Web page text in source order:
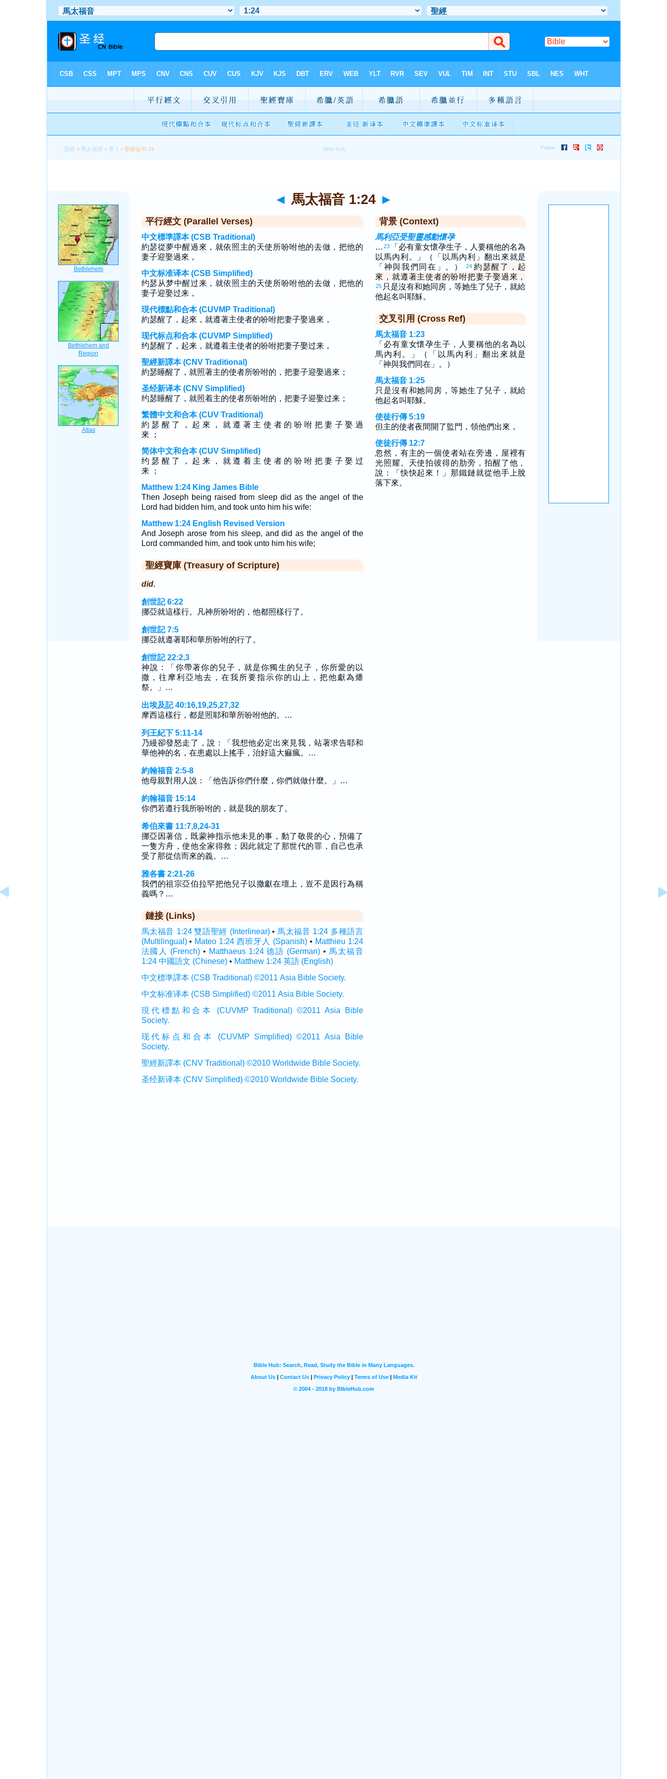
聖經 > 馬太福音 > 章 1 > 聖經金句 24
◄ 馬太福音 1:24 ►
平行經文 (Parallel Verses)
中文標準譯本 (CSB Traditional)
約瑟從夢中醒過來，就依照主的天使所吩咐他的去做，把他的
妻子迎娶過來，
中文标准译本 (CSB Simplified)
约瑟从梦中醒过来，就依照主的天使所吩咐他的去做，把他的
妻子迎娶过来，
現代標點和合本 (CUVMP Traditional)
約瑟醒了，起來，就遵著主使者的吩咐把妻子娶過來，
现代标点和合本 (CUVMP Simplified)
约瑟醒了，起来，就遵着主使者的吩咐把妻子娶过来，
聖經新譯本 (CNV Traditional)
約瑟睡醒了，就照著主的使者所吩咐的，把妻子迎娶過來；
圣经新译本 (CNV Simplified)
约瑟睡醒了，就照着主的使者所吩咐的，把妻子迎娶过来；
繁體中文和合本 (CUV Traditional)
約 瑟 醒 了 ， 起 來 ， 就 遵 著 主 使 者 的 吩 咐 把 妻 子 娶 過
來 ；
简体中文和合本 (CUV Simplified)
约 瑟 醒 了 ， 起 来 ， 就 遵 着 主 使 者 的 吩 咐 把 妻 子 娶 过
来 ；
Matthew 1:24 King James Bible
Then Joseph being raised from sleep did as the angel of the
Lord had bidden him, and took unto him his wife:
Matthew 1:24 English Revised Version
And Joseph arose from his sleep, and did as the angel of the
Lord commanded him, and took unto him his wife;
聖經寶庫 (Treasury of Scripture)
did.
創世記 6:22
挪亞就這樣行。凡神所吩咐的，他都照樣行了。
創世記 7:5
挪亞就遵著耶和華所吩咐的行了。
創世記 22:2,3
神說：「你帶著你的兒子，就是你獨生的兒子，你所愛的以
撒，往摩利亞地去，在我所要指示你的山上，把他獻為燔
祭。」…
出埃及記 40:16,19,25,27,32
摩西這樣行，都是照耶和華所吩咐他的。…
列王紀下 5:11-14
乃縵卻發怒走了，說：「我想他必定出來見我，站著求告耶和
華他神的名，在患處以上搖手，治好這大痲瘋。…
約翰福音 2:5-8
他母親對用人說：「他告訴你們什麼，你們就做什麼。」…
約翰福音 15:14
你們若遵行我所吩咐的，就是我的朋友了。
希伯來書 11:7,8,24-31
挪亞因著信，既蒙神指示他未見的事，動了敬畏的心，預備了
一隻方舟，使他全家得救；因此就定了那世代的罪，自己也承
受了那從信而來的義。…
雅各書 2:21-26
我們的祖宗亞伯拉罕把他兒子以撒獻在壇上，豈不是因行為稱
義嗎？…
鏈接 (Links)
馬太福音 1:24 雙語聖經 (Interlinear)• 馬太福音 1:24 多種語言
(Multilingual)• Mateo 1:24 西班牙人 (Spanish) • Matthieu 1:24
法國人 (French) • Matthaeus 1:24 德語 (German) • 馬太福音
1:24 中國語文 (Chinese)• Matthew 1:24 英語 (English)
中文標準譯本 (CSB Traditional) ©2011 Asia Bible Society.
中文标准译本 (CSB Simplified) ©2011 Asia Bible Society.
現代標點和合本 (CUVMP Traditional) ©2011 Asia Bible
Society.
现代标点和合本 (CUVMP Simplified) ©2011 Asia Bible
Society.
聖經新譯本 (CNV Traditional) ©2010 Worldwide Bible Society.
圣经新译本 (CNV Simplified) ©2010 Worldwide Bible Society.
背景 (Context)
馬利亞受聖靈感動懷孕
… 23
「必有童女懷孕生子，人要稱他的名為
以馬內利。」（「以馬內利」翻出來就是
「神與我們同在」。）
24 約瑟醒了，起
來，就遵著主使者的吩咐把妻子娶過來，
25 只是沒有和她同房，等她生了兒子，就給
他起名叫耶穌。
交叉引用 (Cross Ref)
馬太福音 1:23
「必有童女懷孕生子，人要稱他的名為以
馬內利。」（「以馬內利」翻出來就是
「神與我們同在」。）
馬太福音 1:25
只是沒有和她同房，等她生了兒子，就給
他起名叫耶穌。
使徒行傳 5:19
但主的使者夜間開了監門，領他們出來，
使徒行傳 12:7
忽然，有主的一個使者站在旁邊，屋裡有
光照耀。天使拍彼得的肋旁，拍醒了他，
說：「快快起來！」那鐵鏈就從他手上脫
落下來。